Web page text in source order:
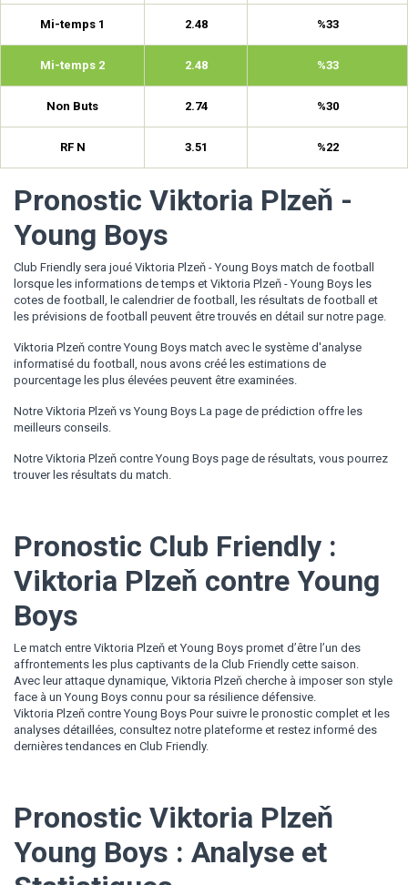
Mi-temps 1 2.48 %33
Mi-temps 2 2.48 %33
Non Buts 2.74 %30
RF N 3.51 %22
Pronostic Viktoria Plzeň -
Young Boys
Club Friendly sera joué Viktoria Plzeň - Young Boys match de football
lorsque les informations de temps et Viktoria Plzeň - Young Boys les
cotes de football, le calendrier de football, les résultats de football et
les prévisions de football peuvent être trouvés en détail sur notre page.
Viktoria Plzeň contre Young Boys match avec le système d'analyse
informatisé du football, nous avons créé les estimations de
pourcentage les plus élevées peuvent être examinées.
Notre Viktoria Plzeň vs Young Boys La page de prédiction offre les
meilleurs conseils.
Notre Viktoria Plzeň contre Young Boys page de résultats, vous pourrez
trouver les résultats du match.
Pronostic Club Friendly :
Viktoria Plzeň contre Young
Boys
Le match entre Viktoria Plzeň et Young Boys promet d’être l’un des
affrontements les plus captivants de la Club Friendly cette saison.
Avec leur attaque dynamique, Viktoria Plzeň cherche à imposer son style
face à un Young Boys connu pour sa résilience défensive.
Viktoria Plzeň contre Young Boys Pour suivre le pronostic complet et les
analyses détaillées, consultez notre plateforme et restez informé des
dernières tendances en Club Friendly.
Pronostic Viktoria Plzeň
Young Boys : Analyse et